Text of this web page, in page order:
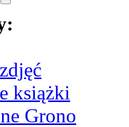
książki
Grono